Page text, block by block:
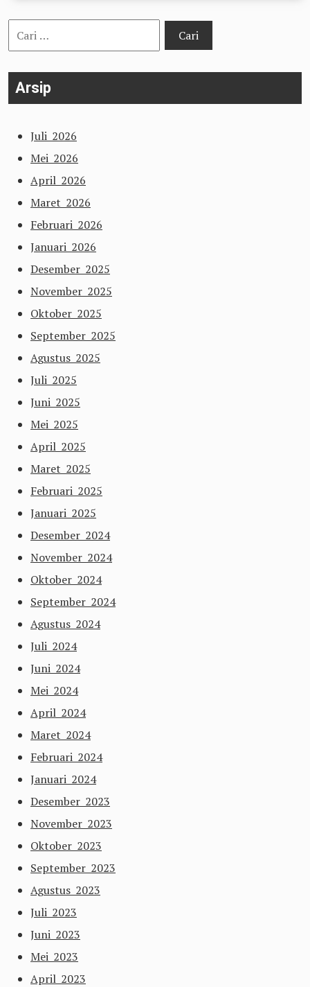
Cari
untuk:
Arsip
Juli 2026
Mei 2026
April 2026
Maret 2026
Februari 2026
Januari 2026
Desember 2025
November 2025
Oktober 2025
September 2025
Agustus 2025
Juli 2025
Juni 2025
Mei 2025
April 2025
Maret 2025
Februari 2025
Januari 2025
Desember 2024
November 2024
Oktober 2024
September 2024
Agustus 2024
Juli 2024
Juni 2024
Mei 2024
April 2024
Maret 2024
Februari 2024
Januari 2024
Desember 2023
November 2023
Oktober 2023
September 2023
Agustus 2023
Juli 2023
Juni 2023
Mei 2023
April 2023